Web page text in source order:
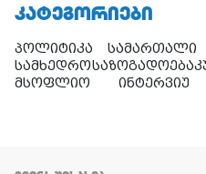
ᲙᲐᲢᲔᲒᲝᲠᲘᲔᲑᲘ
პოლიტიკა სამართალი
სამხედროსაზოგადოება
მსოფლიო
ინტერვიუ